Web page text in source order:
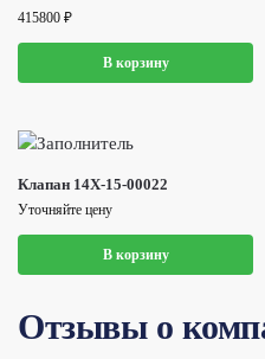
415800 ₽
В корзину
Клапан 14X-15-00022
Уточняйте цену
В корзину
Отзывы о